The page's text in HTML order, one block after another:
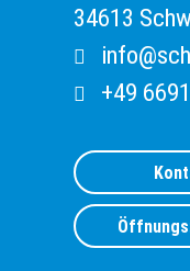
34613
Email:
Telefon:
+49